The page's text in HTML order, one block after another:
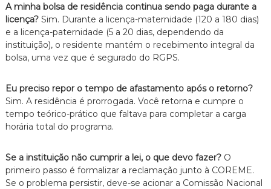
A minha bolsa de residência continua sendo paga durante a
licença?Sim. Durante a licença-maternidade (120 a 180 dias)
e a licença-paternidade (5 a 20 dias,dependendo da
instituição),o residente mantém o recebimento integral da
bolsa,uma vez que é segurado do RGPS.
Eu preciso repor o tempo de afastamento após o retorno?
Sim. A residência é prorrogada. Você retorna e cumpre o
tempo teórico-prático que faltava para completar a carga
horária total do programa.
Se a instituição não cumprir a lei, o que devo fazer?O
primeiro passo é formalizar a reclamação junto à COREME.
Se o problema persistir,deve-se acionar a Comissão Nacional